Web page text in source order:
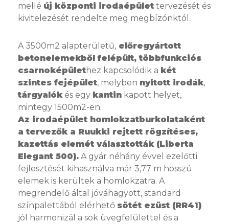
mellé új központi irodaépület tervezését és
kivitelezését rendelte meg megbízónktól.
A 3500m2 alapterületű, előregyártott
betonelemekből felépült, többfunkciós
csarnoképülethez kapcsolódik a két
szintes fejépület, melyben nyitott irodák,
tárgyalók és egy kantin kapott helyet,
mintegy 1500m2-en.
Az irodaépület homlokzatburkolataként
a tervezők a Ruukki rejtett rögzítéses,
kazettás elemét választották (Liberta
Elegant 500). A gyár néhány évvel ezelőtti
fejlesztését kihasználva már 3,77 m hosszú
elemek is kerültek a homlokzatra. A
megrendelő által jóváhagyott, standard
színpalettából elérhető sötét ezüst (RR41)
jól harmonizál a sok üvegfelülettel és a